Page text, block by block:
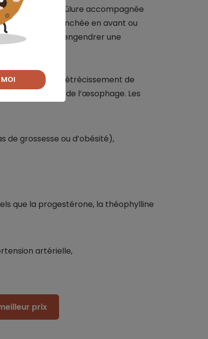
de brûlure accompagnée
une position penchée en avant ou
elles peuvent engendrer une
déclencher un rétrécissement de
à un cancer de l’œsophage. Les
de grossesse ou d’obésité),
que la progestérone, la théophylline
artérielle,
prix
MOI